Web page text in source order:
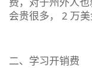
会贵很多， 2 万
二、学习开销费